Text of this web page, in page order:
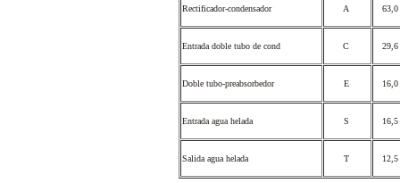
Rectificador-condensador A 63,0
Entrada doble tubo de cond C 29,6
Doble tubo-preabsorbedor E 16,0
Entrada agua helada S 16,5
Salida agua helada T 12,5